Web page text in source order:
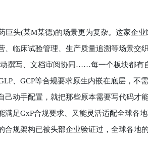
头(某M某德)的场景更为复杂。这家企业
、临床试验管理、生产质量追溯等场景
撰写、文档审阅协同……每一个板块都有
、GCP等合规要求原生内嵌在底层，
己动手配置，就把那些原本需要写代码才
满足GxP合规要求、又能灵活适配全球各
合规架构已被头部企业验证过，全球各地